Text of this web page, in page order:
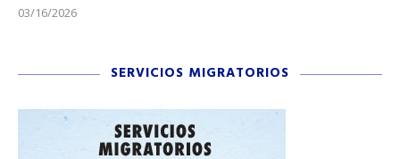
03/16/2026
SERVICIOS MIGRATORIOS